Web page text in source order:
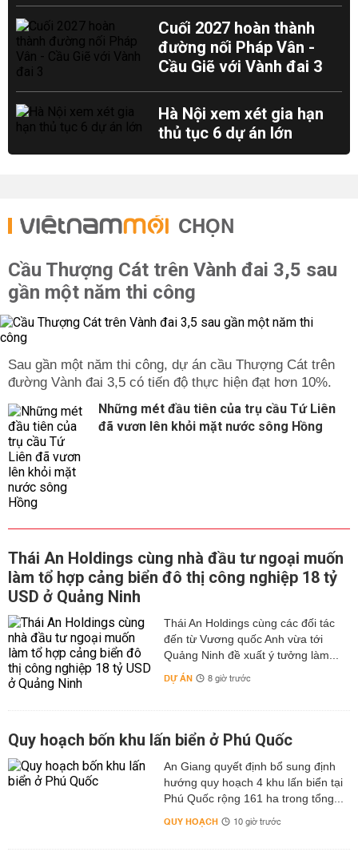
Cuối 2027 hoàn thành
đường nối Pháp Vân -
Cầu Giẽ với Vành đai 3
Hà Nội xem xét gia hạn
thủ tục 6 dự án lớn
CHỌN
Cầu Thượng Cát trên Vành đai 3,5 sau
gần một năm thi công
Sau gần một năm thi công, dự án cầu Thượng Cát trên
đường Vành đai 3,5 có tiến độ thực hiện đạt hơn 10%.
Những mét đầu tiên của trụ cầu Tứ Liên
đã vươn lên khỏi mặt nước sông Hồng
Thái An Holdings cùng nhà đầu tư ngoại muốn
làm tổ hợp cảng biển đô thị công nghiệp 18 tỷ
USD ở Quảng Ninh
Thái An Holdings cùng các đối tác
đến từ Vương quốc Anh vừa tới
Quảng Ninh đề xuất ý tưởng làm...
DỰ ÁN 8 giờ trước
Quy hoạch bốn khu lấn biển ở Phú Quốc
An Giang quyết định bổ sung định
hướng quy hoạch 4 khu lấn biển tại
Phú Quốc rộng 161 ha trong tổng...
QUY HOẠCH 10 giờ trước